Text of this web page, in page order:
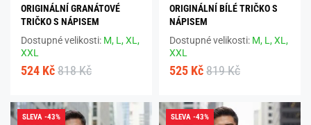
ORIGINÁLNÍ GRANÁTOVÉ
TRIČKO S NÁPISEM
Dostupné velikosti: M, L,XL,
XXL
524 Kč 818 Kč
ORIGINÁLNÍ BÍLÉ TRIČKO S
NÁPISEM
Dostupné velikosti: M, L,XL,
XXL
525 Kč 819 Kč
SLEVA -43%
SLEVA -43%